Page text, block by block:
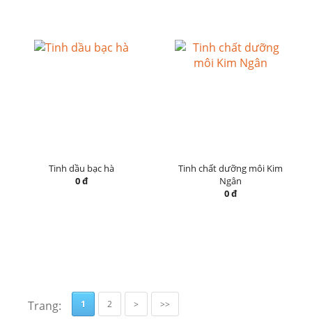
Tinh dầu bạc hà
0 đ
Tinh chất dưỡng môi Kim
Ngân
0 đ
Trang: 1 2 > >>